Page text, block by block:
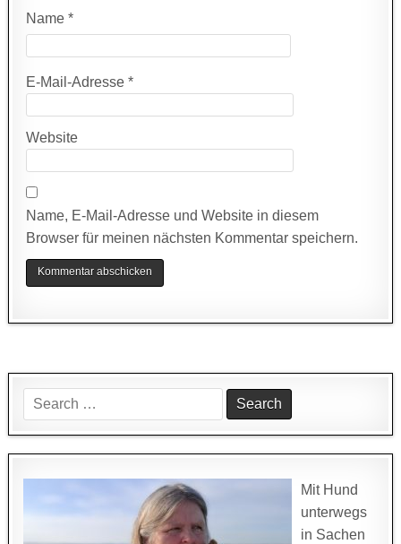
Name*
E-Mail-Adresse*
Website
Name, E-Mail-Adresse und Website in diesem
Browser für meinen nächsten Kommentar speichern.
Search
for:
Mit Hund
unterwegs
in Sachen